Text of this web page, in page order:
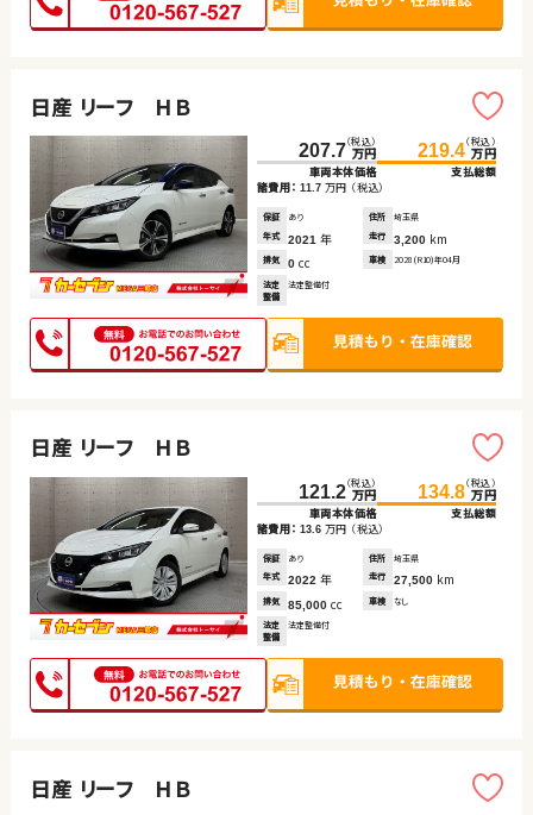
日産 リーフ ＨＢ
207.7（税込）
万円
車両本体価格
219.4（税込）
万円
支払総額
諸費用： 11.7 万円 （税込）
保証 あり 住所
埼玉県
年式
2021 年 走行 3,200 km
排気 0 cc 車検 2028(R10)年04月
法定
整備
法定整備付
日産 リーフ ＨＢ
121.2（税込）
万円
車両本体価格
134.8（税込）
万円
支払総額
諸費用： 13.6 万円 （税込）
保証 あり 住所
埼玉県
年式
2022 年 走行 27,500 km
排気 85,000 cc 車検 なし
法定
整備
法定整備付
日産 リーフ ＨＢ